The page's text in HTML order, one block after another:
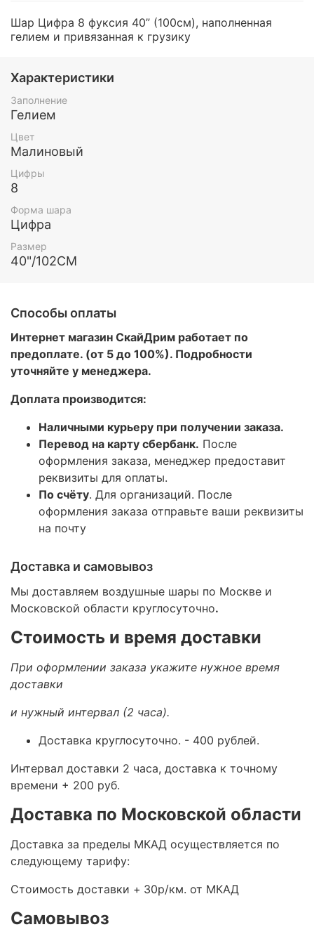
Шар Цифра 8 фуксия 40” (100см), наполненная
гелием и привязанная к грузику
Характеристики
Заполнение
Гелием
Цвет
Малиновый
Цифры
8
Форма шара
Цифра
Размер
40"/102СМ
Способы оплаты
Интернет магазин СкайДрим работает по
предоплате. (от 5 до 100%). Подробности
уточняйте у менеджера.
Доплата производится:
Наличными курьеру при получении заказа.
Перевод на карту сбербанк. После
оформления заказа, менеджер предоставит
реквизиты для оплаты.
По счёту. Для организаций. После
оформления заказа отправьте ваши реквизиты
на почту
Доставка и самовывоз
Мы доставляем воздушные шары по Москве и
Московской области круглосуточно.
Стоимость и время доставки
При оформлении заказа укажите нужное время
доставки
и нужный интервал (2 часа).
Доставка круглосуточно. - 400 рублей.
Интервал доставки 2 часа, доставка к точному
времени + 200 руб.
Доставка по Московской области
Доставка за пределы МКАД осуществляется по
следующему тарифу:
Стоимость доставки + 30р/км. от МКАД
Самовывоз